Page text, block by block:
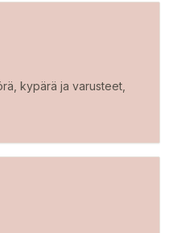
kypärä ja varusteet,